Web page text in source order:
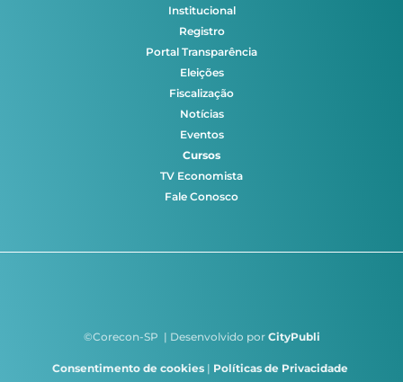
Institucional
Registro
Portal Transparência
Eleições
Fiscalização
Notícias
Eventos
Cursos
TV Economista
Fale Conosco
©Corecon-SP | Desenvolvido por CityPubli
Consentimento de cookies | Políticas de Privacidade